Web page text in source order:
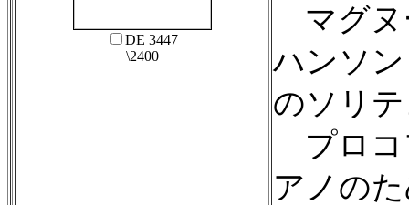
DE 3447
\2400
マグヌ
ハンソ
のソリ
プロコ
アノの